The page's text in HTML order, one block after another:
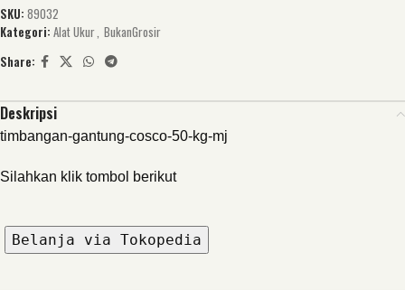
SKU: 89032
Kategori: Alat Ukur, BukanGrosir
Share:
Deskripsi
timbangan-gantung-cosco-50-kg-mj
Silahkan klik tombol berikut
Belanja via Tokopedia